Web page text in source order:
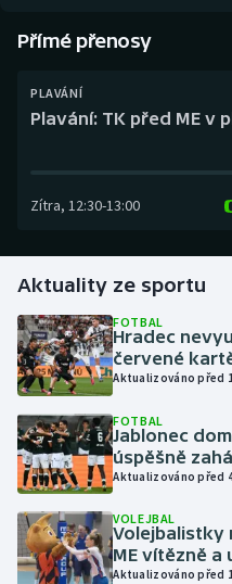
Box
Curling
Golf
Gymnastika
Házená
Jezdectví
Judo
Krasobruslení
Přímé přenosy
PLAVÁNÍ
Plavání: TK před ME v
Zítra, 12:30-13:00
Aktuality ze sportu
FOTBAL
Hradec
červené
Aktualizováno před
FOTBAL
Jablonec
úspěšně
Aktualizováno před
VOLEJBAL
Volejbalistky
ME vítězně a
Aktualizováno před